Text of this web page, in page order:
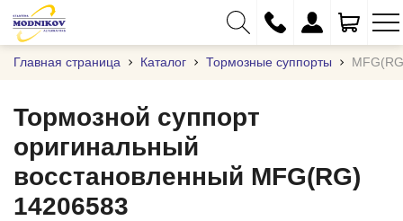
+375 (29) 333-01-01
+375 (17) 373-97-09
Главная страница Каталог Тормозные суппорты
Тормозной суппорт
оригинальный
восстановленный MFG(RG)
14206583